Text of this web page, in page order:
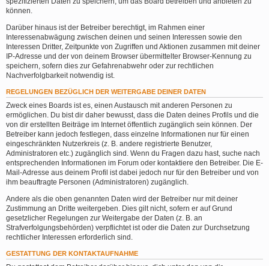
können.
Darüber hinaus ist der Betreiber berechtigt, im Rahmen einer
Interessenabwägung zwischen deinen und seinen Interessen sowie den
Interessen Dritter, Zeitpunkte von Zugriffen und Aktionen zusammen mit deiner
IP-Adresse und der von deinem Browser übermittelter Browser-Kennung zu
speichern, sofern dies zur Gefahrenabwehr oder zur rechtlichen
Nachverfolgbarkeit notwendig ist.
REGELUNGEN BEZÜGLICH DER WEITERGABE DEINER DATEN
Zweck eines Boards ist es, einen Austausch mit anderen Personen zu
ermöglichen. Du bist dir daher bewusst, dass die Daten deines Profils und die
von dir erstellten Beiträge im Internet öffentlich zugänglich sein können. Der
Betreiber kann jedoch festlegen, dass einzelne Informationen nur für einen
eingeschränkten Nutzerkreis (z. B. andere registrierte Benutzer,
Administratoren etc.) zugänglich sind. Wenn du Fragen dazu hast, suche nach
entsprechenden Informationen im Forum oder kontaktiere den Betreiber. Die E-
Mail-Adresse aus deinem Profil ist dabei jedoch nur für den Betreiber und von
ihm beauftragte Personen (Administratoren) zugänglich.
Andere als die oben genannten Daten wird der Betreiber nur mit deiner
Zustimmung an Dritte weitergeben. Dies gilt nicht, sofern er auf Grund
gesetzlicher Regelungen zur Weitergabe der Daten (z. B. an
Strafverfolgungsbehörden) verpflichtet ist oder die Daten zur Durchsetzung
rechtlicher Interessen erforderlich sind.
GESTATTUNG DER KONTAKTAUFNAHME